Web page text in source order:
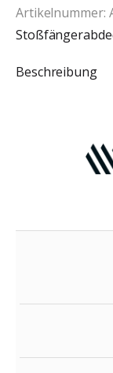
Artikelnummer:
Beschreibung